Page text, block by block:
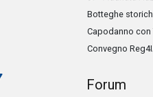
Botteghe
Capodanno con
Convegno
Forum